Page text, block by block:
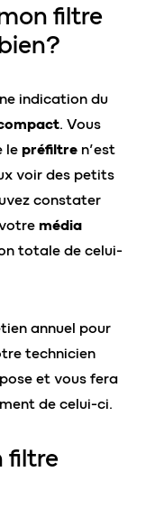
filtre
indication du
. Vous
le préfiltre n’est
voir des petits
constater
média
totale de celui-
annuel pour
technicien
et vous fera
de celui-ci.
filtre